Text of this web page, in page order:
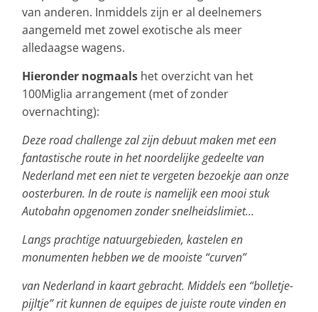
van anderen. Inmiddels zijn er al deelnemers
aangemeld met zowel exotische als meer
alledaagse wagens.
Hieronder nogmaals het overzicht van het
100Miglia arrangement (met of zonder
overnachting):
Deze road challenge zal zijn debuut maken met een
fantastische route in het noordelijke gedeelte van
Nederland met een niet te vergeten bezoekje aan onze
oosterburen. In de route is namelijk een mooi stuk
Autobahn opgenomen zonder snelheidslimiet…
Langs prachtige natuurgebieden, kastelen en
monumenten hebben we de mooiste “curven”
van Nederland in kaart gebracht. Middels een “bolletje-
pijltje” rit kunnen de equipes de juiste route vinden en